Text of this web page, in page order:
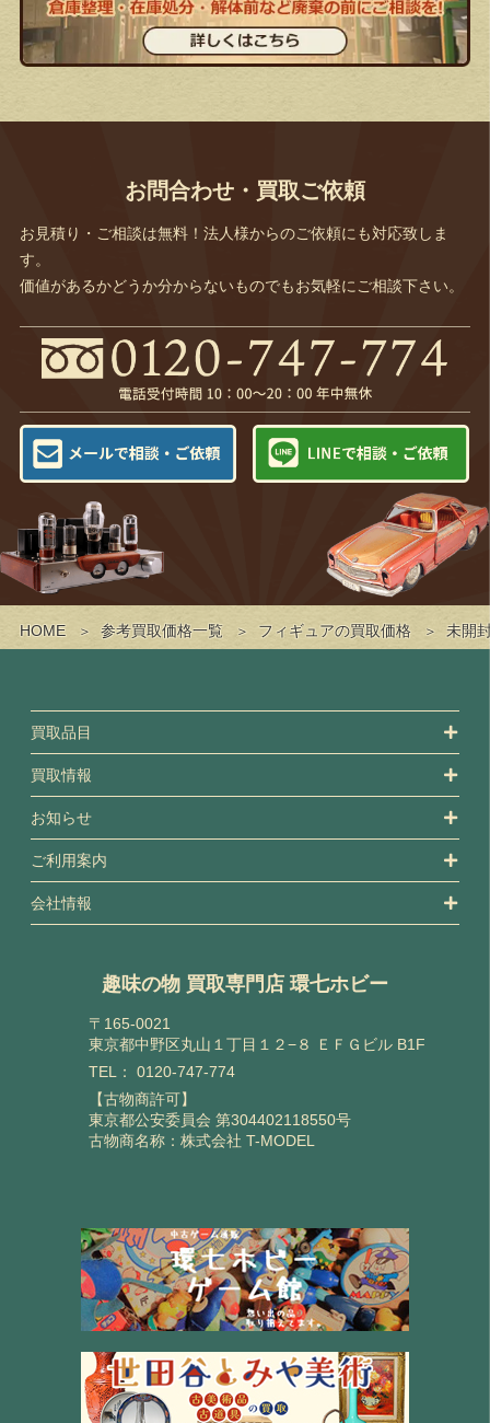
HOME 参考買取価格一覧 フィギュアの買取価格 未開
お問合わせ・買取ご依頼
お見積り・ご相談は無料！法人様からのご依頼にも対応致しま
す。
価値があるかどうか分からないものでもお気軽にご相談下さい。
買取品目
買取情報
お知らせ
ご利用案内
会社情報
趣味の物 買取専門店 環七ホビー
〒165-0021
東京都中野区丸山１丁目１２−８ ＥＦＧビル B1F
TEL： 0120-747-774
【古物商許可】
東京都公安委員会 第304402118550号
古物商名称：株式会社 T-MODEL